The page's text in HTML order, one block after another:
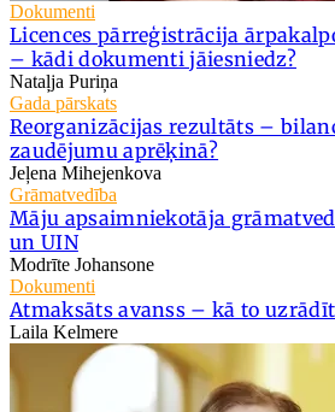
Dokumenti
Licences pārreģistrācija
– kādi dokumenti jāiesniedz?
Nataļja Puriņa
Gada pārskats
Reorganizācijas rezultāts –
zaudējumu aprēķinā?
Jeļena Mihejenkova
Grāmatvedība
Māju apsaimniekotāja
un UIN
Modrīte Johansone
Dokumenti
Atmaksāts avanss – kā to
Laila Kelmere